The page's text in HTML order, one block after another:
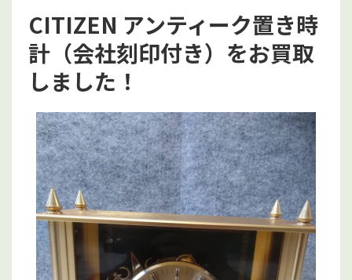
CITIZEN アンティーク置き時
計（会社刻印付き）をお買取
しました！